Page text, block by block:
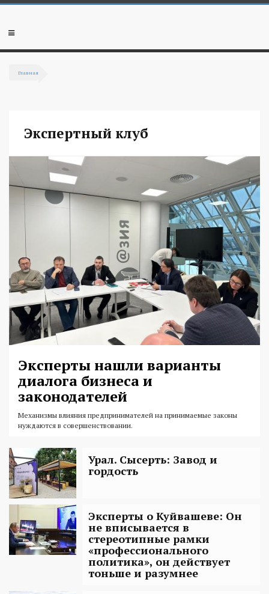
Перейти к основному содержанию
Мобильное
Главная
Экспертный клуб
Эксперты нашли варианты
диалога бизнеса и
законодателей
Механизмы влияния предпринимателей на принимаемые законы
нуждаются в совершенствовании.
Урал. Сысерть: Завод и
гордость
Эксперты о Куйвашеве: Он
не вписывается в
стереотипные рамки
«профессионального
политика», он действует
тоньше и разумнее